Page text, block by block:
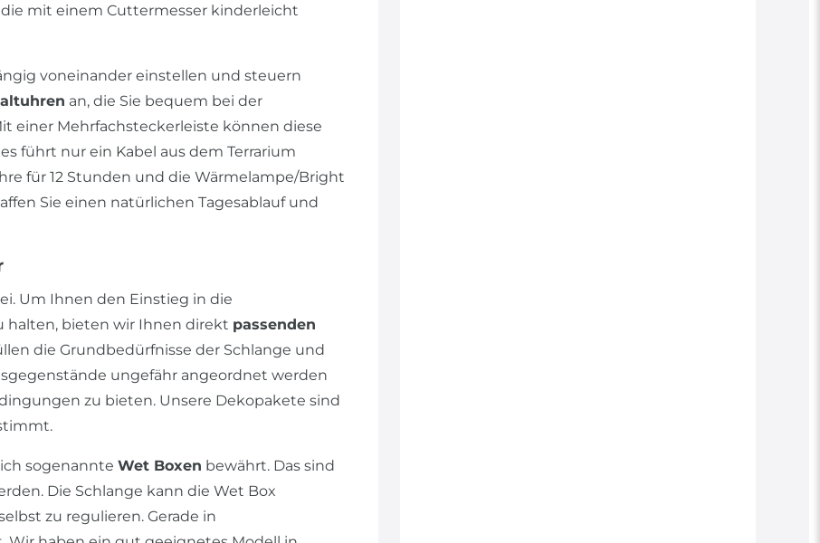
mit einem Cuttermesser kinderleicht
voneinander einstellen und steuern
an, die Sie bequem bei der
einer Mehrfachsteckerleiste können diese
führt nur ein Kabel aus dem Terrarium
für 12 Stunden und die Wärmelampe/Bright
Sie einen natürlichen Tagesablauf und
Um Ihnen den Einstieg in die
halten, bieten wir Ihnen direkt passenden
die Grundbedürfnisse der Schlange und
ungefähr angeordnet werden
zu bieten. Unsere Dekopakete sind
sogenannte Wet Boxen bewährt. Das sind
Die Schlange kann die Wet Box
zu regulieren. Gerade in